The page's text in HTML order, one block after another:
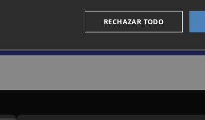
Recibe toda la actualidad de
Plaza Podcast en tu correo
RECHAZAR TODO